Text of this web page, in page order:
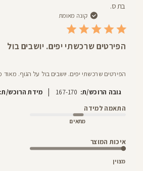
בת ס.
קונה מאומת
הפירטים שרכשתי יפים. יושבים בול
הפירטים שרכשתי יפים. יושבים בול על הגוף. מאוד
גובה הרוכש/ת: 167-170 מידת הרוכש/ת:
התאמה למידה
מתאים
איכות המוצר
מצוין